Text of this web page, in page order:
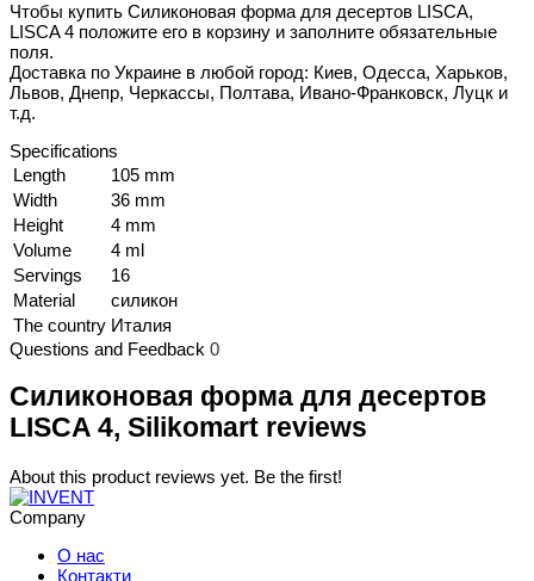
Чтобы купить Силиконовая форма для десертов LISCA,
LISCA 4 положите его в корзину и заполните обязательные
поля.
Доставка по Украине в любой город: Киев, Одесса, Харьков,
Львов, Днепр, Черкассы, Полтава, Ивано-Франковск, Луцк и
т.д.
Specifications
Length
105 mm
Width
36 mm
Height
4 mm
Volume
4 ml
Servings
16
Material
силикон
The country Италия
Questions and Feedback 0
Силиконовая форма для десертов
LISCA 4, Silikomart reviews
About this product reviews yet. Be the first!
Company
О нас
Контакти